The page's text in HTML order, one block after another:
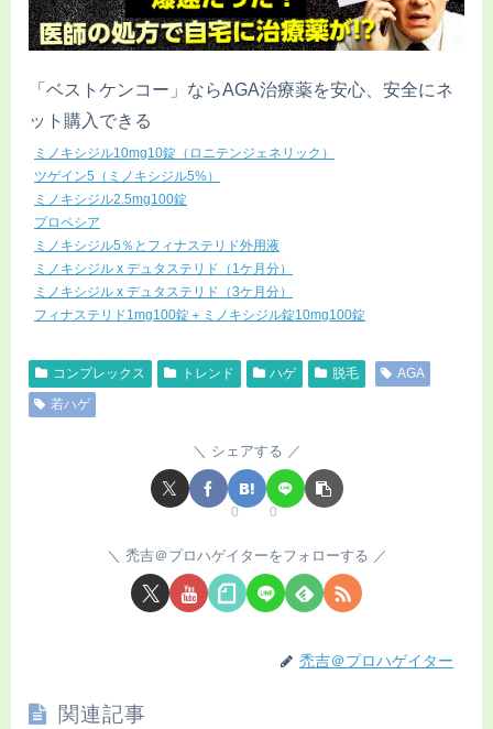
「ベストケンコー」ならAGA治療薬を安心、安全にネ
ット購入できる
ミノキシジル10mg10錠（ロニテンジェネリック）
ツゲイン5（ミノキシジル5%）
ミノキシジル2.5mg100錠
プロペシア
ミノキシジル5％とフィナステリド外用液
ミノキシジル x デュタステリド（1ケ月分）
ミノキシジル x デュタステリド（3ケ月分）
フィナステリド1mg100錠＋ミノキシジル錠10mg100錠
コンプレックス トレンド ハゲ 脱毛
AGA
若ハゲ
シェアする
0 0
禿吉＠プロハゲイターをフォローする
禿吉＠プロハゲイター
関連記事